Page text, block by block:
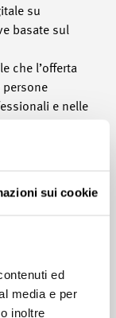
sui cookie
ed
media e per
inoltre
su
basate sul
che l’offerta
persone
e nelle
nelle scuole
di
Percorso